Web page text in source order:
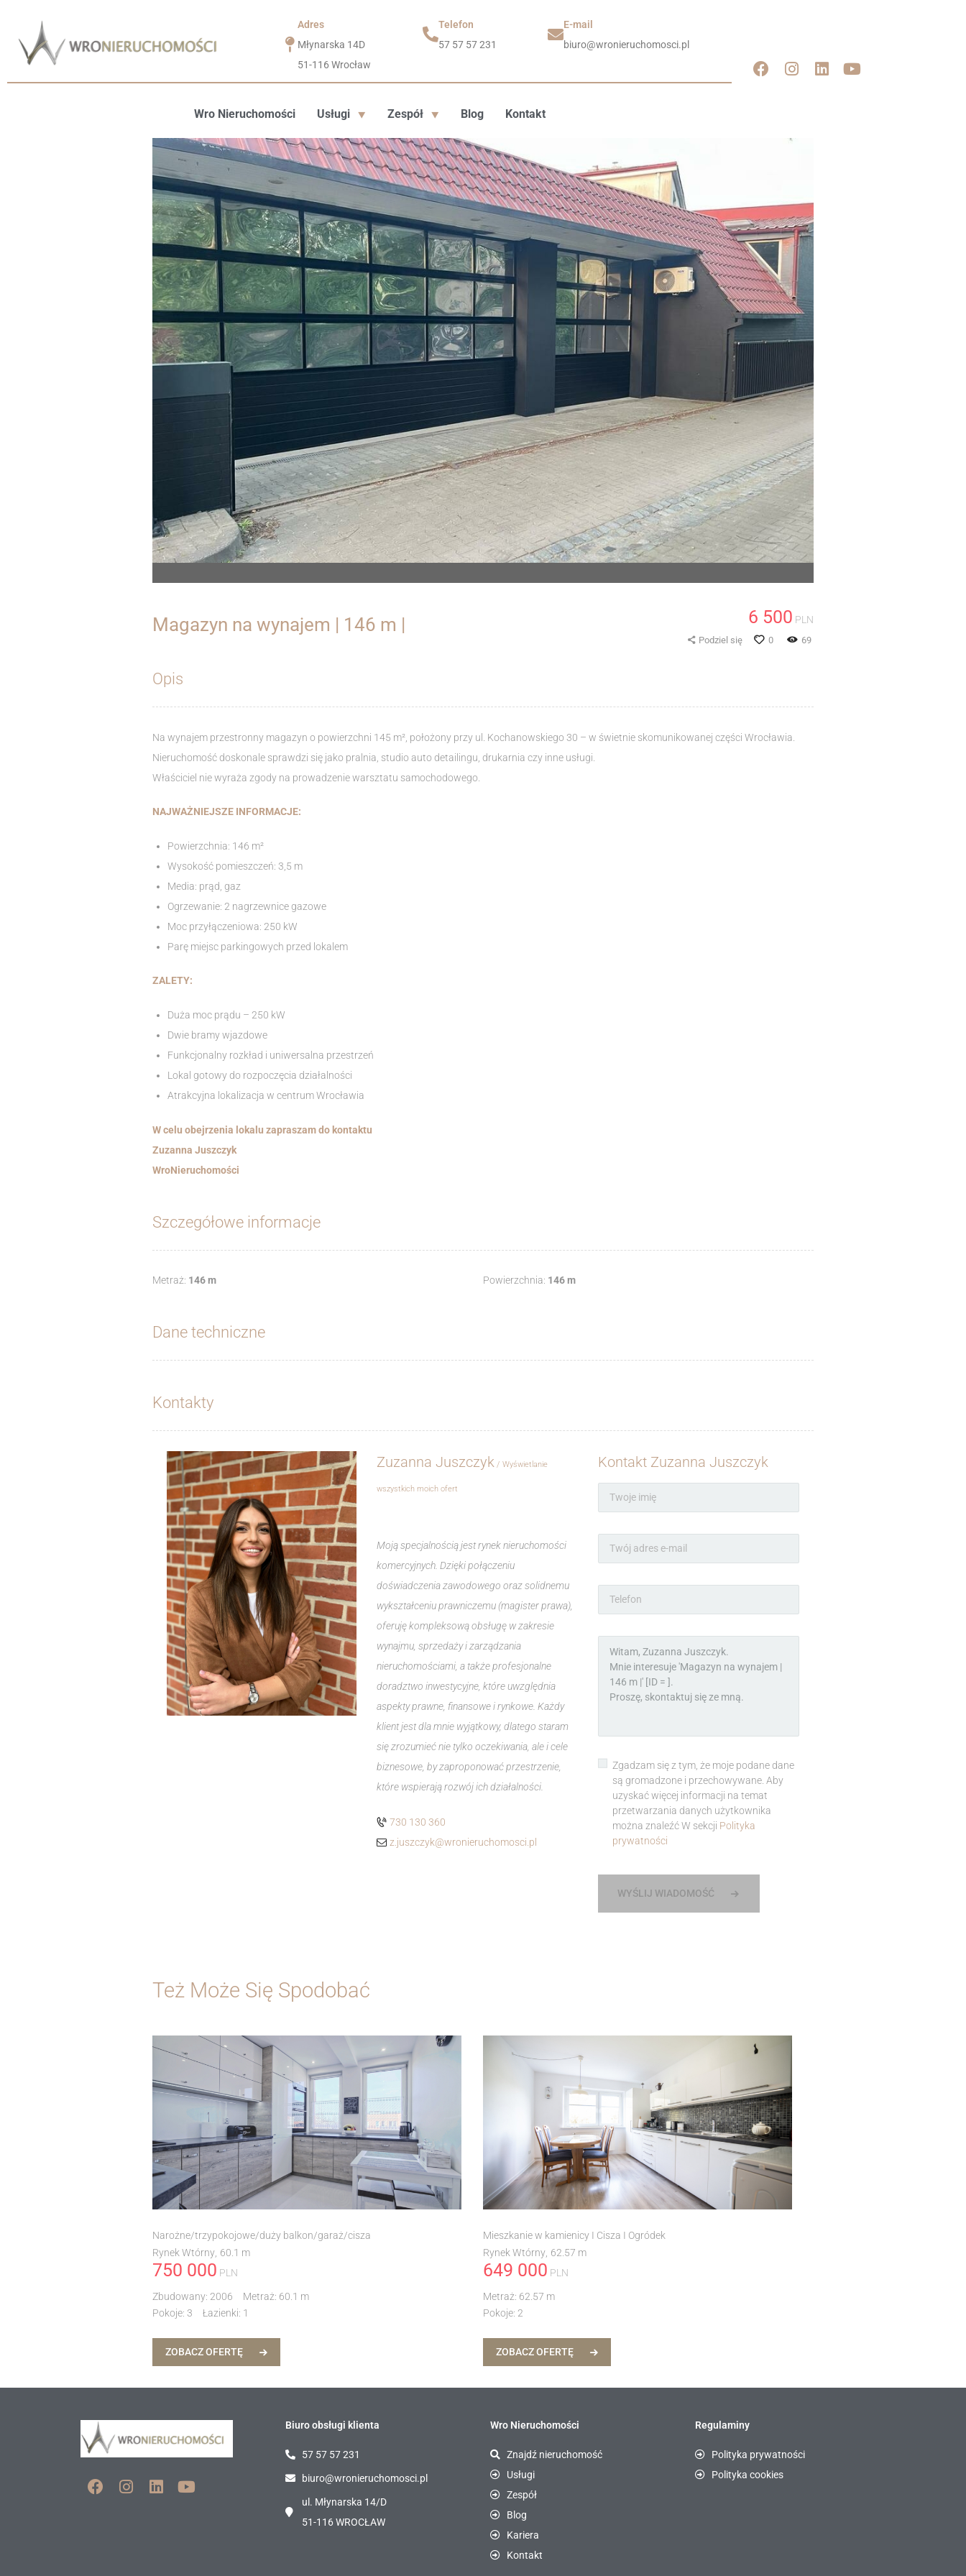
Adres
Młynarska 14D
51-116 Wrocław
Telefon
57 57 57 231
E-mail
biuro@wronieruchomosci.pl
Wro Nieruchomości Usługi Zespół Blog Kontakt
Magazyn na wynajem | 146 m | 6 500 PLN
69
0
Podziel się
Opis
Na wynajem przestronny magazyn o powierzchni 145 m², położony przy ul. Kochanowskiego 30 – w świetnie skomunikowanej części Wrocławia.
Nieruchomość doskonale sprawdzi się jako pralnia, studio auto detailingu, drukarnia czy inne usługi.
Właściciel nie wyraża zgody na prowadzenie warsztatu samochodowego.
NAJWAŻNIEJSZE INFORMACJE:
Powierzchnia: 146 m²
Wysokość pomieszczeń: 3,5 m
Media: prąd, gaz
Ogrzewanie: 2 nagrzewnice gazowe
Moc przyłączeniowa: 250 kW
Parę miejsc parkingowych przed lokalem
ZALETY:
Duża moc prądu – 250 kW
Dwie bramy wjazdowe
Funkcjonalny rozkład i uniwersalna przestrzeń
Lokal gotowy do rozpoczęcia działalności
Atrakcyjna lokalizacja w centrum Wrocławia
W celu obejrzenia lokalu zapraszam do kontaktu
Zuzanna Juszczyk
WroNieruchomości
Szczegółowe informacje
Metraż: 146 m Powierzchnia: 146 m
Dane techniczne
Kontakty
Zuzanna Juszczyk Wyświetlanie
wszystkich moich ofert
Moją specjalnością jest rynek nieruchomości
komercyjnych. Dzięki połączeniu
doświadczenia zawodowego oraz solidnemu
wykształceniu prawniczemu (magister prawa),
oferuję kompleksową obsługę w zakresie
wynajmu, sprzedaży i zarządzania
nieruchomościami, a także profesjonalne
doradztwo inwestycyjne, które uwzględnia
aspekty prawne, finansowe i rynkowe. Każdy
klient jest dla mnie wyjątkowy, dlatego staram
się zrozumieć nie tylko oczekiwania, ale i cele
biznesowe, by zaproponować przestrzenie,
które wspierają rozwój ich działalności.
730 130 360
z.juszczyk@wronieruchomosci.pl
Kontakt Zuzanna Juszczyk
Zgadzam się z tym, że moje podane dane
są gromadzone i przechowywane. Aby
uzyskać więcej informacji na temat
przetwarzania danych użytkownika
można znaleźć W sekcji Polityka
prywatności
WYŚLIJ WIADOMOŚĆ
Też Może Się Spodobać
Narożne/trzypokojowe/duży balkon/garaż/cisza
Rynek Wtórny 60.1 m
750 000 PLN
Zbudowany: 2006 Metraż: 60.1 m
Pokoje: 3 Łazienki: 1
ZOBACZ OFERTĘ
Mieszkanie w kamienicy I Cisza I Ogródek
Rynek Wtórny 62.57 m
649 000 PLN
Metraż: 62.57 m
Pokoje: 2
ZOBACZ OFERTĘ
Biuro obsługi klienta
57 57 57 231
biuro@wronieruchomosci.pl
ul. Młynarska 14/D
51-116 WROCŁAW
Wro Nieruchomości
Znajdź nieruchomość
Usługi
Zespół
Blog
Kariera
Kontakt
Regulaminy
Polityka prywatności
Polityka cookies